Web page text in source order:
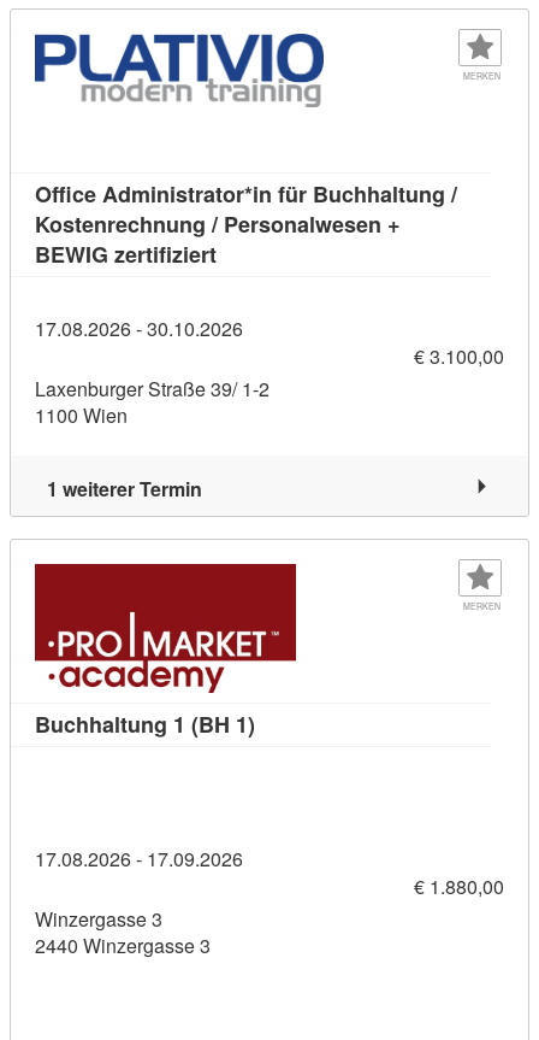
MERKEN
Office Administrator*in für Buchhaltung /
Kostenrechnung / Personalwesen +
BEWIG zertifiziertKursdetail: Office Administrator*in
17.08.2026 - 30.10.2026
€ 3.100,00
Laxenburger Straße 39/ 1-2
1100 Wien
1 weiterer Termin
MERKEN
Buchhaltung 1 (BH 1)
17.08.2026 - 17.09.2026
€ 1.880,00
Winzergasse 3
2440 Winzergasse 3